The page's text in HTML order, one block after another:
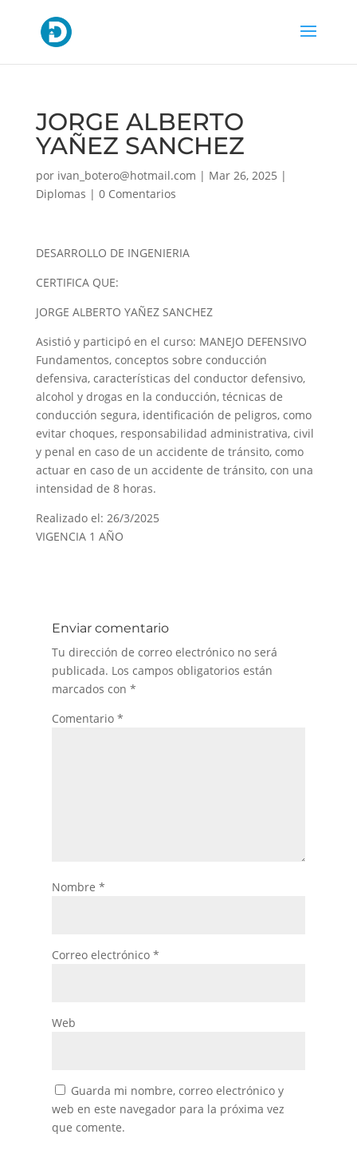
JORGE ALBERTO
YAÑEZ SANCHEZ
por ivan_botero@hotmail.com | Mar 26, 2025 |
Diplomas | 0 Comentarios
DESARROLLO DE INGENIERIA
CERTIFICA QUE:
JORGE ALBERTO YAÑEZ SANCHEZ
Asistió y participó en el curso: MANEJO DEFENSIVO
Fundamentos, conceptos sobre conducción
defensiva, características del conductor defensivo,
alcohol y drogas en la conducción, técnicas de
conducción segura, identificación de peligros, como
evitar choques, responsabilidad administrativa, civil
y penal en caso de un accidente de tránsito, como
actuar en caso de un accidente de tránsito, con una
intensidad de 8 horas.
Realizado el: 26/3/2025
VIGENCIA 1 AÑO
Enviar comentario
Tu dirección de correo electrónico no será
publicada. Los campos obligatorios están
marcados con *
Comentario *
Nombre *
Correo electrónico *
Web
Guarda mi nombre, correo electrónico y
web en este navegador para la próxima vez
que comente.